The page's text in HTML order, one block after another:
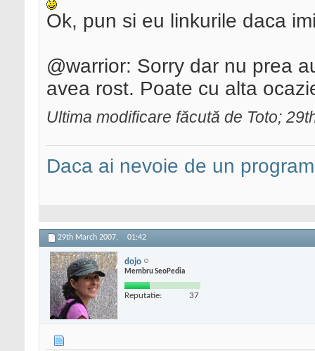
Ok, pun si eu linkurile daca
@warrior: Sorry dar nu prea
avea rost. Poate cu alta
Ultima modificare făcută de Toto;
Daca ai nevoie de un
29th March 2007, 01:42
dojo
Membru SeoPedia
Reputatie: 37